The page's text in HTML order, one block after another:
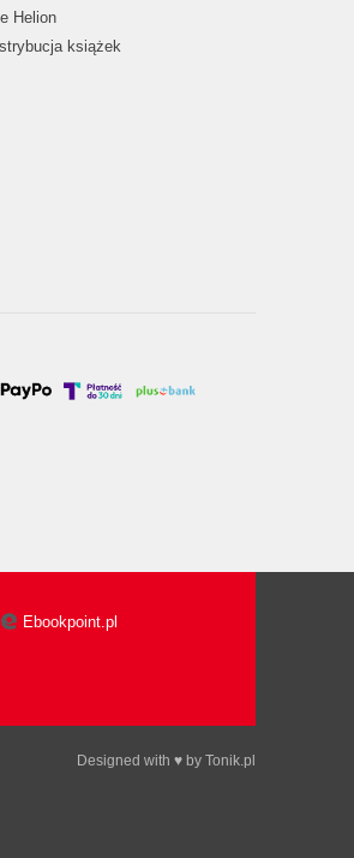
Helion
książek
Ebookpoint.pl
Designed with ♥ by Tonik.pl